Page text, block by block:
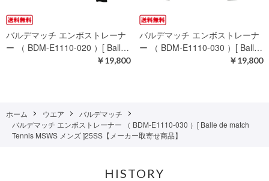
バルデマッチ エンボストレーナ
ー （ BDM-E1110-020 ）[ Ball…
￥19,800
バルデマッチ エンボストレーナ
ー （ BDM-E1110-030 ）[ Ball…
￥19,800
ホーム ウエア
バルデマッチ
バルデマッチ エンボストレーナー （ BDM-E1110-030 ）[ Balle de match
Tennis MSWS メンズ ]25SS【メーカー取寄せ商品】
HISTORY